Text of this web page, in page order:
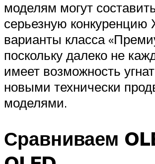
моделям могут
серьезную
варианты класса
поскольку далеко не
имеет возможность
новыми технически
моделями.
Сравниваем